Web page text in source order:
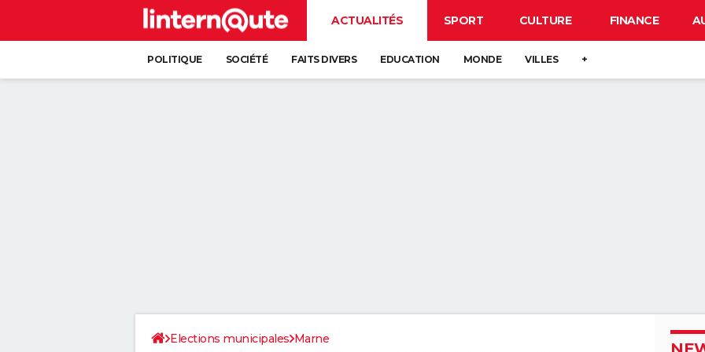
ACTUALITÉS SPORT CULTURE FINANCE
POLITIQUE SOCIÉTÉ FAITS DIVERS EDUCATION MONDE VILLES +
Elections municipales Marne